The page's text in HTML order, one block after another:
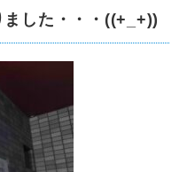
ました・・・((+_+))